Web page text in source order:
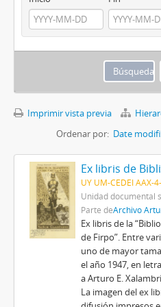
Imprimir vista previa
Ordenar por: Date
UY UM-CEDEI AAX-
Unidad documental
Parte deArchivo
Ex libris de la
de Firpo”. Entre
uno de mayor
el año 1947, en
a Arturo E.
La imagen del ex